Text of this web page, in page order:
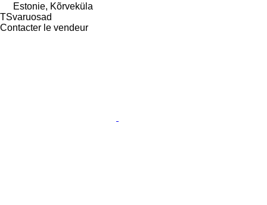
Estonie, Kõrveküla
TSvaruosad
Contacter le vendeur